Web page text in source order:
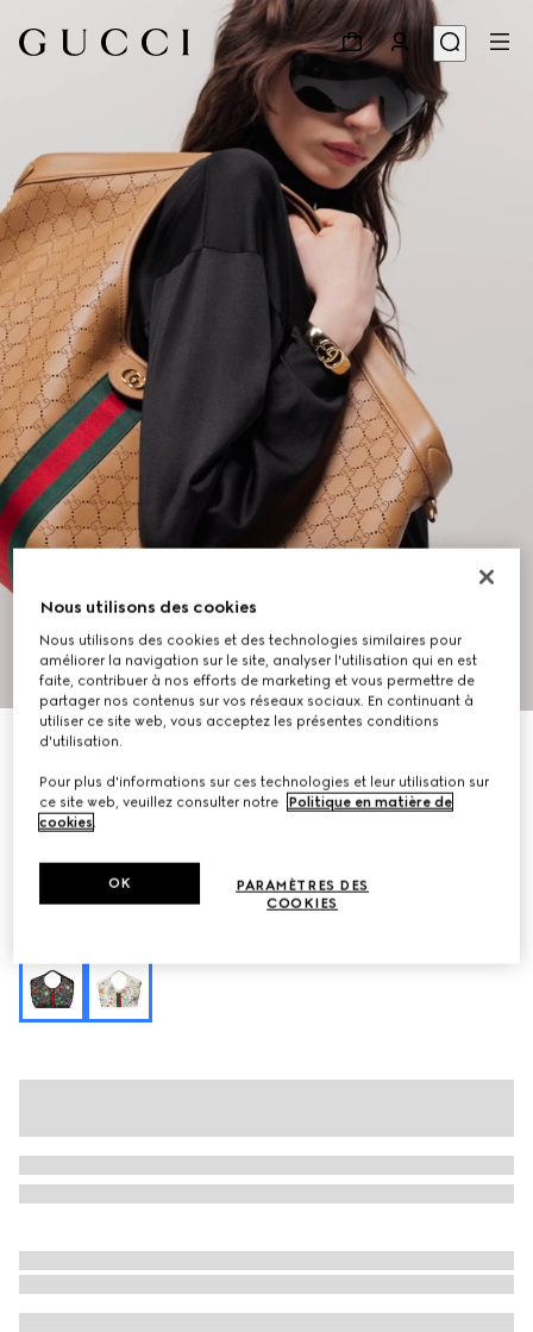
8
À personnaliser avec vos initiales
CHF 2,360
Déclinaisonscuir GG beige foncé
Nous utilisons des cookies
Nous utilisons des cookies et des technologies similaires pour
améliorer la navigation sur le site, analyser l'utilisation qui en est
faite, contribuer à nos efforts de marketing et vous permettre de
partager nos contenus sur vos réseaux sociaux. En continuant à
utiliser ce site web, vous acceptez les présentes conditions
d'utilisation.
Pour plus d'informations sur ces technologies et leur utilisation sur
ce site web, veuillez consulter notre
Politique en matière de
cookies.
PARAMÈTRES DES
COOKIES
OK